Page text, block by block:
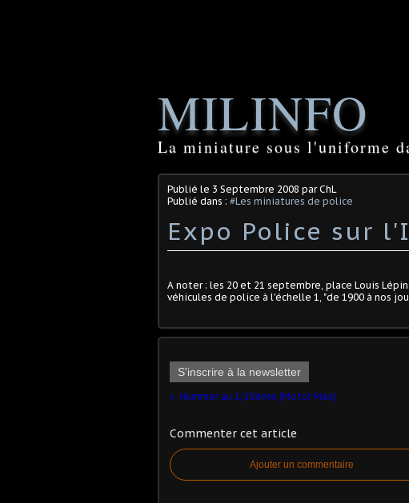
MILINFO
La miniature sous l'uniforme
Publié le 3 Septembre 2008 par ChL
Publié dans : #Les miniatures de police
Expo Police sur
A noter : les 20 et 21 septembre, place Louis
véhicules de police à l'échelle 1, "de 1900 à nos
S'inscrire à la newsletter
Hummer au 1/18ème (Motor Max)
Commenter cet article
Ajouter un commentaire